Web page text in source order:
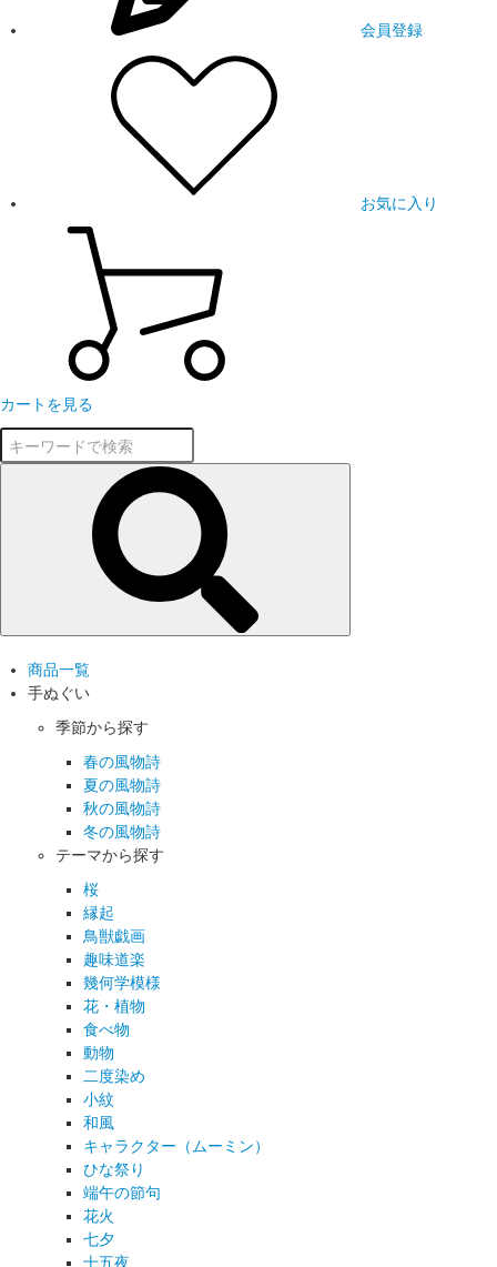
会員登録
お気に入り
カートを見る
商品一覧
手ぬぐい
季節から探す
春の風物詩
夏の風物詩
秋の風物詩
冬の風物詩
テーマから探す
桜
縁起
鳥獣戯画
趣味道楽
幾何学模様
花・植物
食べ物
動物
二度染め
小紋
和風
キャラクター（ムーミン）
ひな祭り
端午の節句
花火
七夕
十五夜